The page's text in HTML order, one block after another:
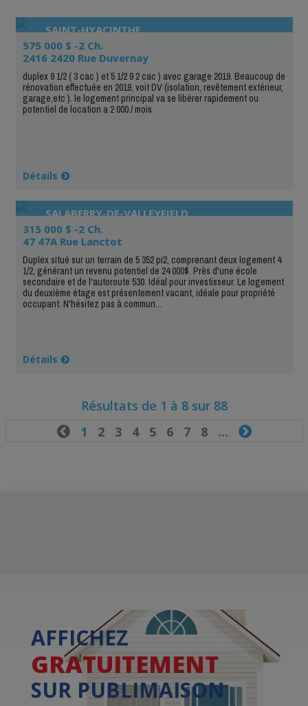
SAINT-HYACINTHE
575 000 $ -2 Ch.
2416 2420 Rue Duvernay
duplex 9 1/2 ( 3 cac ) et 5 1/2 9 2 cac ) avec garage 2019. Beaucoup de
rénovation effectuée en 2019, voit DV (isolation, revêtement extérieur,
garage,etc ). le logement principal va se libérer rapidement ou
potentiel de location a 2 000./ mois
Détails
SALABERRY-DE-VALLEYFIELD
315 000 $ -2 Ch.
47 47A Rue Lanctot
Duplex situé sur un terrain de 5 352 pi2, comprenant deux logement 4
1/2, générant un revenu potentiel de 24 000$. Près d'une école
secondaire et de l'autoroute 530. Idéal pour investisseur. Le logement
du deuxième étage est présentement vacant, idéale pour propriété
occupant. N'hésitez pas à commun...
Détails
Résultats de 1 à 8 sur 88
1 2 3 4 5 6 7 8... 
AFFICHEZ
GRATUITEMENT
SUR PUBLIMAISON